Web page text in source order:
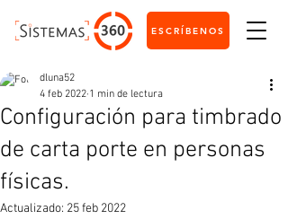
ESCRÍBENOS
Configuración para timbrado
de carta porte en personas
físicas.
dluna52
4 feb 2022 1 min de lectura
Actualizado: 25 feb 2022